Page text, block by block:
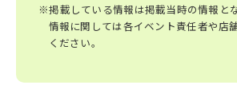
※掲載している情報は掲載当時の情報と
情報に関しては各イベント責任者や店
ください。